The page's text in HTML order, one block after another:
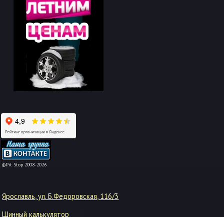
©Pit Stop 2008-2026
-->
Ярославль, ул. Б.Федоровская, 116/3
Шинный калькулятор